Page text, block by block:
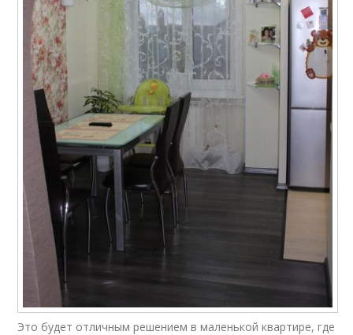
Это будет отличным решением в маленькой квартире, где